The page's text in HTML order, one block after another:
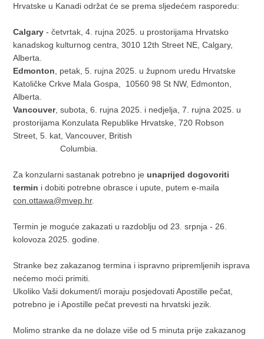
Hrvatske u Kanadi održat će se prema sljedećem rasporedu:
Calgary - četvrtak, 4. rujna 2025. u prostorijama Hrvatsko
kanadskog kulturnog centra, 3010 12th Street NE, Calgary,
Alberta.
Edmonton , petak, 5. rujna 2025. u župnom uredu Hrvatske
Katoličke Crkve Mala Gospa, 10560 98 St NW, Edmonton,
Alberta.
Vancouver, subota, 6. rujna 2025. i nedjelja, 7. rujna 2025. u
prostorijama Konzulata Republike Hrvatske, 720 Robson
Street, 5. kat, Vancouver, British
Columbia.
Za konzularni sastanak potrebno jeunaprijed dogovoriti
termin i dobiti potrebne obrasce i upute, putem e-maila
con.ottawa@mvep.hr.
Termin je moguće zakazati u razdoblju od 23. srpnja - 26.
kolovoza 2025. godine.
Stranke bez zakazanog termina i ispravno pripremljenih isprava
nećemo moći primiti.
Ukoliko Vaši dokument/i moraju posjedovati Apostille pečat,
potrebno je i Apostille pečat prevesti na hrvatski jezik.
Molimo stranke da ne dolaze više od 5 minuta prije zakazanog